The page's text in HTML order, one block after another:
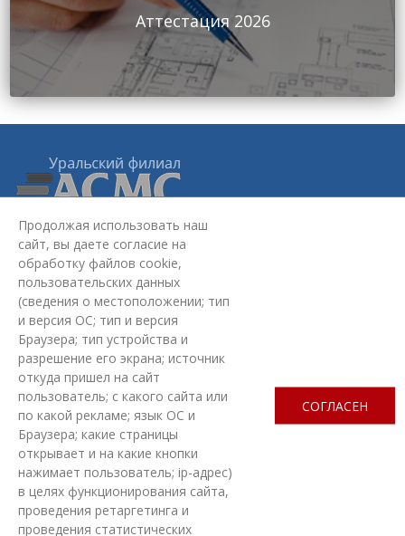
Аттестация 2026
Уральский филиал АСМС:
Красноармейская, стр. 4Б, 2 этаж
+7 (343) 363-03-30
omd@ufasms.ru
МЫ В СОЦСЕТЯХ
ЗАДАТЬ ВОПРОС
СОЗДАНИЕ САЙТА
Продолжая использовать наш
сайт, вы даете согласие на
обработку файлов cookie,
пользовательских данных
(сведения о местоположении; тип
и версия ОС; тип и версия
Браузера; тип устройства и
разрешение его экрана; источник
откуда пришел на сайт
пользователь; с какого сайта или
по какой рекламе; язык ОС и
Браузера; какие страницы
открывает и на какие кнопки
нажимает пользователь; ip-адрес)
в целях функционирования сайта,
проведения ретаргетинга и
проведения статистических
СОГЛАСЕН